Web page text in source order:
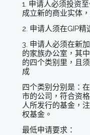
1. 申请人必须投资
成立新的商业实体
2. 申请人须在GIP
3. 申请人必须在新
的家族办公室，其
的四个类别里，且
成
四个类别分别是：
市的公司，符合资
人所发行的基金，
权基金。
最低申请要求：